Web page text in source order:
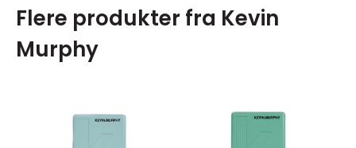
Flere produkter fra Kevin
Murphy